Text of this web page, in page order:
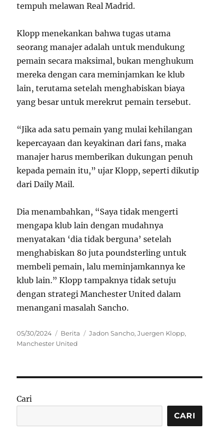
tempuh melawan Real Madrid.
Klopp menekankan bahwa tugas utama
seorang manajer adalah untuk mendukung
pemain secara maksimal, bukan menghukum
mereka dengan cara meminjamkan ke klub
lain, terutama setelah menghabiskan biaya
yang besar untuk merekrut pemain tersebut.
“Jika ada satu pemain yang mulai kehilangan
kepercayaan dan keyakinan dari fans, maka
manajer harus memberikan dukungan penuh
kepada pemain itu,” ujar Klopp, seperti dikutip
dari Daily Mail.
Dia menambahkan, “Saya tidak mengerti
mengapa klub lain dengan mudahnya
menyatakan ‘dia tidak berguna’ setelah
menghabiskan 80 juta poundsterling untuk
membeli pemain, lalu meminjamkannya ke
klub lain.” Klopp tampaknya tidak setuju
dengan strategi Manchester United dalam
menangani masalah Sancho.
Posted
on
05/30/2024 Categories
Berita Tags
Jadon Sancho,Juergen Klopp,
Manchester United
Cari
CARI